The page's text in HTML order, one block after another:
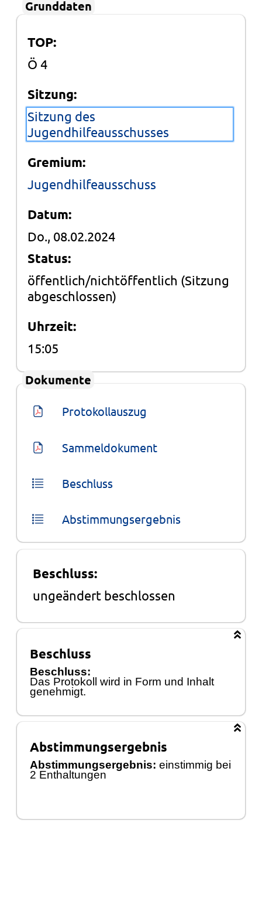
Grunddaten
TOP:
Ö 4
Sitzung:
Sitzung des
Jugendhilfeausschusses
Gremium:
Jugendhilfeausschuss
Datum:
Do., 08.02.2024
Status:
öffentlich/nichtöffentlich (Sitzung
abgeschlossen)
Uhrzeit:
15:05
Dokumente
Protokollauszug
Sammeldokument
Beschluss
Abstimmungsergebnis
Beschluss:
ungeändert beschlossen
Beschluss
Beschluss:
Das Protokoll wird in Form und Inhalt
genehmigt.
Abstimmungsergebnis
Abstimmungsergebnis: einstimmig bei
2 Enthaltungen